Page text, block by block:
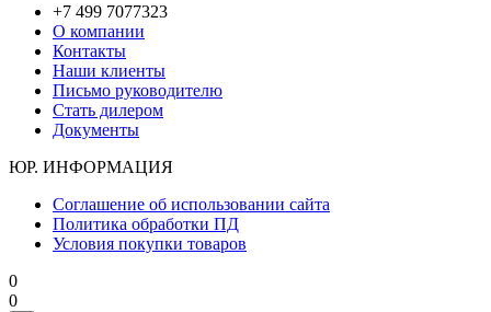
+7 499 7077323
О компании
Контакты
Наши клиенты
Письмо руководителю
Стать дилером
Документы
ЮР. ИНФОРМАЦИЯ
Соглашение об использовании сайта
Политика обработки ПД
Условия покупки товаров
0
0